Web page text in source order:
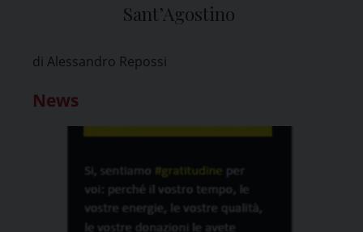
Sant’Agostino
di Alessandro Repossi
News